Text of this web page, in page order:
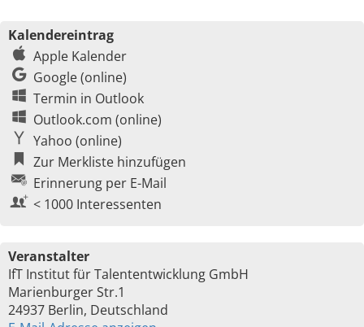
Kalendereintrag
Apple Kalender
Google (online)
Termin in Outlook
Outlook.com (online)
Yahoo (online)
Zur Merkliste hinzufügen
Erinnerung per E-Mail
< 1000 Interessenten
Veranstalter
IfT Institut für Talententwicklung GmbH
Marienburger Str.1
24937 Berlin, Deutschland